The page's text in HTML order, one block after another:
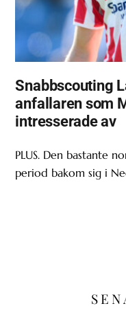
Snabbscouting
anfallaren som
intresserade av
PLUS. Den bastante
period bakom sig i